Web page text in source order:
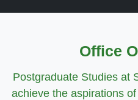
Office
Postgraduate Studies at
achieve the aspirations